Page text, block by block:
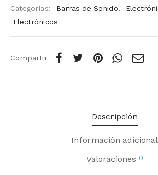
Categorías:
Barras de Sonido,
Electrónicos
Compartir
Descripción
Información adicional
Valoraciones 0